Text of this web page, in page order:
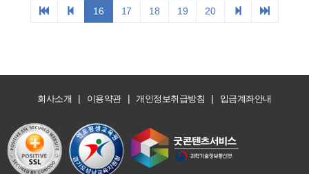
16 17 18 19 20
회사소개 | 이용약관 | 개인정보취급방침 | 입금계좌안내